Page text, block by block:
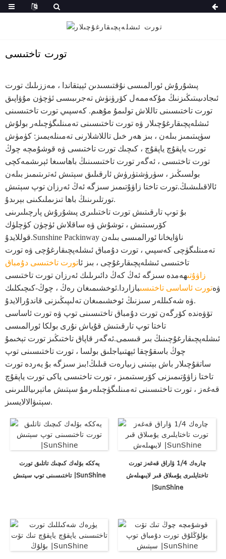
تورت تاختىسى
پىشۇرۇش ئورالمىسى نۇقتىسىدىن ئېيتقاندا ، مەززىلىك تورت
ئىجادىيىتىڭىزنىڭ مۇكەممەل كۆرۈنۈش تەجرىبىسى ئۈچۈن مۇۋاپىق
تورت تاختىسىنى تاللاش تولىمۇ مۇھىم. كەسپىي تورت تاختىسىنى
ئىشلەپچىقارغۇچىلار ۋە تورت تاختىسىنى تەمىنلىگۈچىلەر بولۇش
سۈپىتىمىز بىلەن ، بىز ھەر خىل تاللاشلارنى تەمىنلەيمىز: كۈمۈش
تورت ياپقۇچ ياپقۇچ ، كىچىك تورت تاختىسى ۋە قوشۇمچە چوڭ
تورت تاختىسى ، ئەگەر تورت تاختىسىنىڭ باھاسىغا ئېرىشمەكچى
بولسىڭىز ، سۈرۈشتۈرۈش ئارقىلىق سېتىش ئەترىتىمىز بىلەن
ئالاقىلىشىڭ.تورت تاختا زاۋۇتىمىز سىزگە ئەڭ ئەرزان توپ سېتىش
تورتلىرىنىڭ باھا تىزىملىكىنى بېرىدۇ.
بۇ توپ تارقىتىش تورت تاختىلىرى پىشۇرۇش پارچىلىرىنى
كۆرسىتىش ، توشۇش ۋە ساقلاش ئۈچۈن كۈچلۈك
قوللايدۇ.Sunshine Packinway ناۋايخانا ئورالمىسى بىلەن
تەمىنلىگۈچى كەسپىي ، تورت دۇمباق ئىشلەپچىقارغۇچى ۋە تورت
تاختىسى ئىشلەپچىقارغۇچى ، بىز ئاتورت تاختىسى دۇمباق
زاۋۇتىھەمدە سىزگە ئەڭ كەڭ دائىرىلىك ئەرزان تورت تاختىسى
ۋەتورت ئاساسى تاختىسىبازاردا.ئوخشىمىغان رەڭ ، چوڭ-كىچىكلىك
ۋە شەكىللەر سىزنىڭ ئوخشىمىغان تەلىپىڭىزنى قاندۇرالايدۇ.
تۆۋەندە كۆرگەن تورت دۇمباق تاختىسىنى توپ ۋە تورت ئاساسى
تاختا توپ تارقىتىش قۇياش نۇرى بولكا ئورالمىسى
ئىشلەپچىقارغۇچىنىڭ بىر قىسمى.ئەگەر قاپاق تاختىڭىز تورت تېخىمۇ
چوڭ باسقۇچقا ئېھتىياجلىق بولسا ، تورت تاختىسىنى توپ
ساتقۇچىلار باش بېتىنى زىيارەت قىلىڭ!بىز سىزگە بۇ يەردە تورت
تاختا زاۋۇتىمىزنى كۆرسىتىمىز ، تورت تاختىسى ياكى تورت ياپقۇچ
قەغەز ، تورت تاختىسىنى تەمىنلىگۈچىلەرمۇ سېتىش ماتېرىياللىرىنى
سېتىۋالالايسىز.
يەككە بۆلەك كىچىك تاتلىق تورت
تاختىسىنى توپ سېتىش |SunShine
چارەك 1/4 ۋاراق قەغەز تورت
تاختايلىرى يۇمىلاق قىر لايىھىلەش
|SunShine